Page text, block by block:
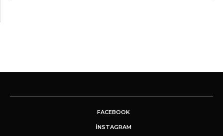
FACEBOOK
INSTAGRAM